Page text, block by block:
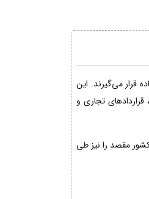
قرار می‌گیرند. این
تجاری و
مقصد را نیز طی